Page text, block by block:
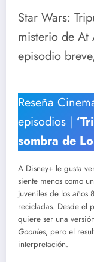
Star Wars:
misterio de At
episodio
Reseña
episodios |
sombra de
A Disney+ le gusta
siente menos como
juveniles de los años
recicladas. Desde el
quiere ser una
Goonies, pero el
interpretación.